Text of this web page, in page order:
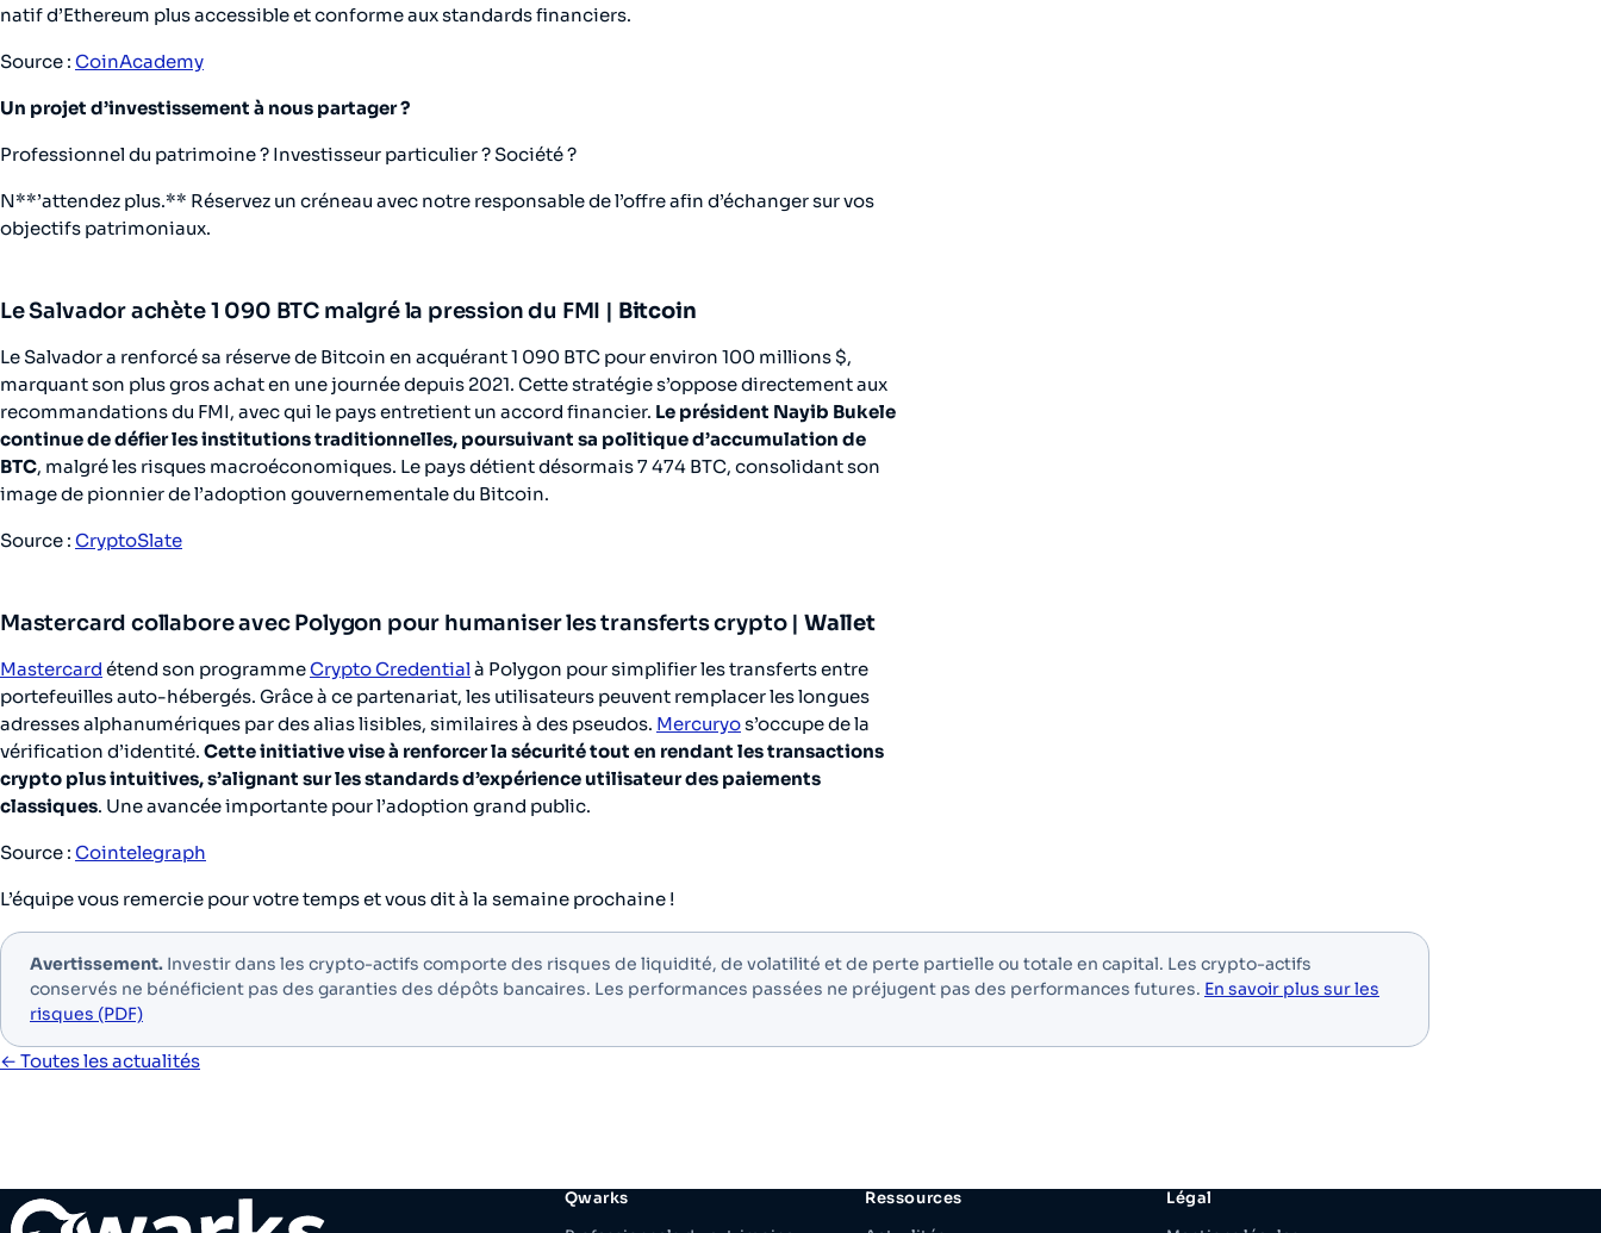
natif d’Ethereum plus accessible et conforme aux standards financiers.
Source : CoinAcademy
Un projet d’investissement à nous partager ?
Professionnel du patrimoine ? Investisseur particulier ? Société ?
N**’attendez plus.** Réservez un créneau avec notre responsable de l’offre afin d’échanger sur vos
objectifs patrimoniaux.
Le Salvador achète 1 090 BTC malgré la pression du FMI | Bitcoin
Le Salvador a renforcé sa réserve de Bitcoin en acquérant 1 090 BTC pour environ 100 millions $,
marquant son plus gros achat en une journée depuis 2021. Cette stratégie s’oppose directement aux
recommandations du FMI, avec qui le pays entretient un accord financier. Le président Nayib Bukele
continue de défier les institutions traditionnelles, poursuivant sa politique d’accumulation de
BTC, malgré les risques macroéconomiques. Le pays détient désormais 7 474 BTC, consolidant son
image de pionnier de l’adoption gouvernementale du Bitcoin.
Source : CryptoSlate
Mastercard collabore avec Polygon pour humaniser les transferts crypto | Wallet
Mastercard étend son programmeCrypto Credential à Polygon pour simplifier les transferts entre
portefeuilles auto-hébergés. Grâce à ce partenariat, les utilisateurs peuvent remplacer les longues
adresses alphanumériques par des alias lisibles, similaires à des pseudos. Mercuryos’occupe de la
vérification d’identité. Cette initiative vise à renforcer la sécurité tout en rendant les transactions
crypto plus intuitives, s’alignant sur les standards d’expérience utilisateur des paiements
classiques. Une avancée importante pour l’adoption grand public.
Source : Cointelegraph
L’équipe vous remercie pour votre temps et vous dit à la semaine prochaine !
Avertissement. Investir dans les crypto-actifs comporte des risques de liquidité, de volatilité et de perte partielle ou totale en capital. Les crypto-actifs
conservés ne bénéficient pas des garanties des dépôts bancaires. Les performances passées ne préjugent pas des performances futures. En savoir plus sur les
risques (PDF)
← Toutes les actualités
Qwarks
Ressources
Légal